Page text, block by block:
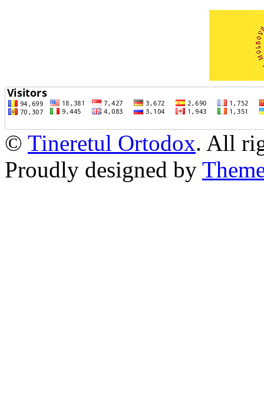
© Tineretul Ortodox. All
Proudly designed by